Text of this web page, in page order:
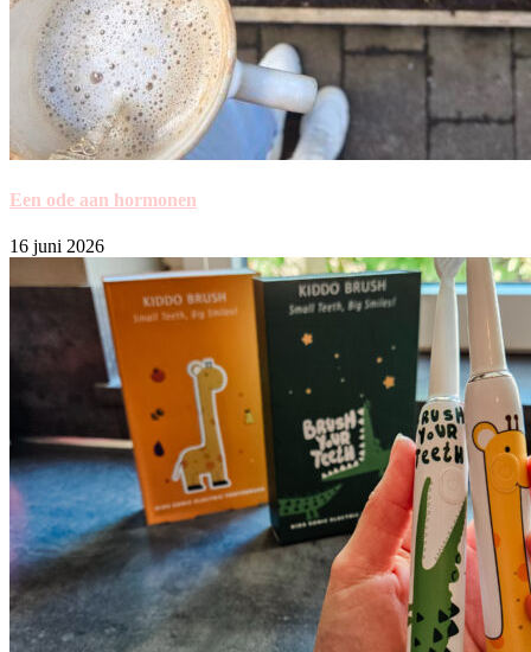
Een ode aan hormonen
16 juni 2026